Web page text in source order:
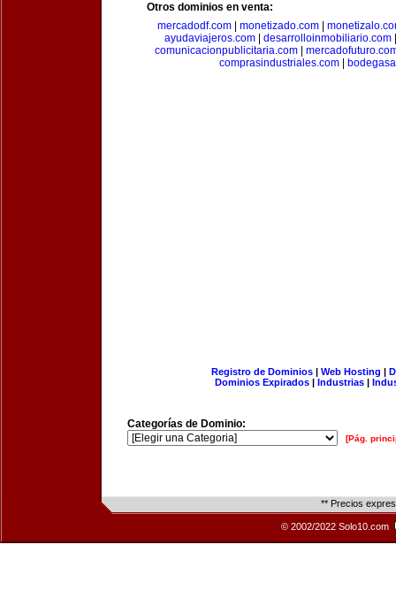
Otros dominios en venta:
mercadodf.com| monetizado.com|
ayudaviajeros.com
desarrolloinmobiliario.com
comunicacionpublicitaria.com|
comprasindustriales.com|
Registro de Dominios| Web Hosting |
Dominios Expirados | Industrias |
Categorías de Dominio:
[Pág.
** Precios
© 2002/2022 Solo10.com